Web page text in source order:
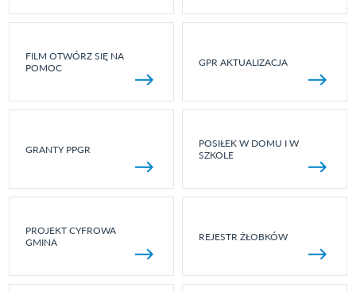
FILM OTWÓRZ SIĘ NA
POMOC
GPR AKTUALIZACJA
GRANTY PPGR
POSIŁEK W DOMU I W
SZKOLE
PROJEKT CYFROWA
GMINA
REJESTR ŻŁOBKÓW